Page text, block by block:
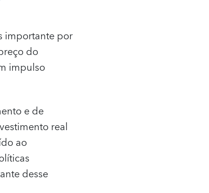
importante por
do
impulso
e de
real
ao
desse